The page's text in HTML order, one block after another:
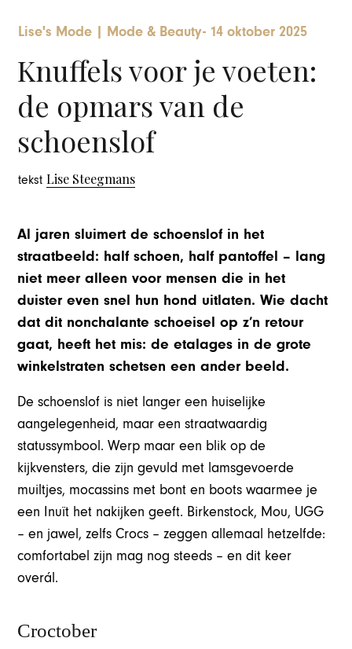
Lise's Mode Mode & Beauty- 14 oktober 2025
Knuffels voor je voeten:
de opmars van de
schoenslof
tekstLise Steegmans
Al jaren sluimert de schoenslof in het
straatbeeld: half schoen, half pantoffel – lang
niet meer alleen voor mensen die in het
duister even snel hun hond uitlaten. Wie dacht
dat dit nonchalante schoeisel op z’n retour
gaat, heeft het mis: de etalages in de grote
winkelstraten schetsen een ander beeld.
De schoenslof is niet langer een huiselijke
aangelegenheid, maar een straatwaardig
statussymbool. Werp maar een blik op de
kijkvensters, die zijn gevuld met lamsgevoerde
muiltjes, mocassins met bont en boots waarmee je
een Inuït het nakijken geeft. Birkenstock, Mou, UGG
– en jawel, zelfs Crocs – zeggen allemaal hetzelfde:
comfortabel zijn mag nog steeds – en dit keer
overál.
Croctober